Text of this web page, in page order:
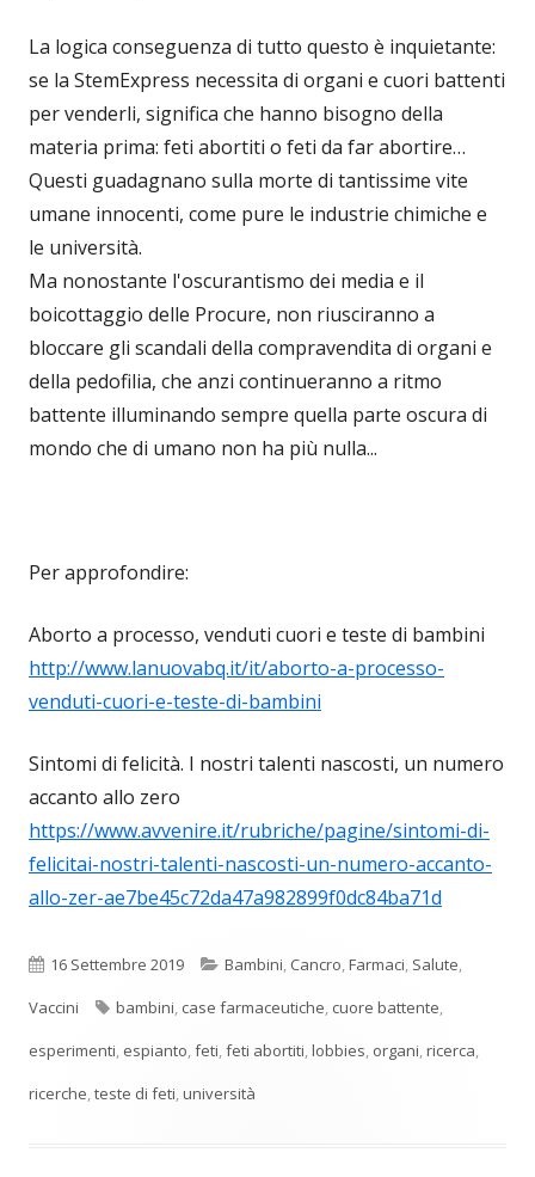
La logica conseguenza di tutto questo è inquietante:
se la StemExpress necessita di organi e cuori battenti
per venderli, significa che hanno bisogno della
materia prima: feti abortiti o feti da far abortire…
Questi guadagnano sulla morte di tantissime vite
umane innocenti, come pure le industrie chimiche e
le università.
Ma nonostante l'oscurantismo dei media e il
boicottaggio delle Procure, non riusciranno a
bloccare gli scandali della compravendita di organi e
della pedofilia, che anzi continueranno a ritmo
battente illuminando sempre quella parte oscura di
mondo che di umano non ha più nulla...
Per approfondire:
Aborto a processo, venduti cuori e teste di bambini
http://www.lanuovabq.it/it/aborto-a-processo-
venduti-cuori-e-teste-di-bambini
Sintomi di felicità. I nostri talenti nascosti, un numero
accanto allo zero
https://www.avvenire.it/rubriche/pagine/sintomi-di-
felicitai-nostri-talenti-nascosti-un-numero-accanto-
allo-zer-ae7be45c72da47a982899f0dc84ba71d
Pubblicato
16 Settembre 2019 Categorie
Bambini, Cancro,Farmaci, Salute,
Vaccini
Tag
bambini, case farmaceutiche, cuore battente,
esperimenti, espianto,feti,feti abortiti,lobbies, organi,ricerca,
ricerche,teste di feti,università